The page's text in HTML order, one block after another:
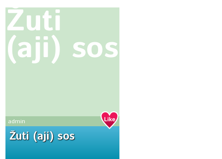
Žuti
(aji) sos
admin
Žuti (aji) sos